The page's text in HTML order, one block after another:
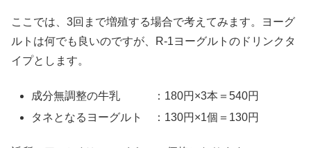
ここでは、3回まで増殖する場合で考えてみます。ヨーグ
ルトは何でも良いのですが、R-1ヨーグルトのドリンクタ
イプとします。
成分無調整の牛乳 ：180円×3本＝540円
タネとなるヨーグルト ：130円×1個＝130円